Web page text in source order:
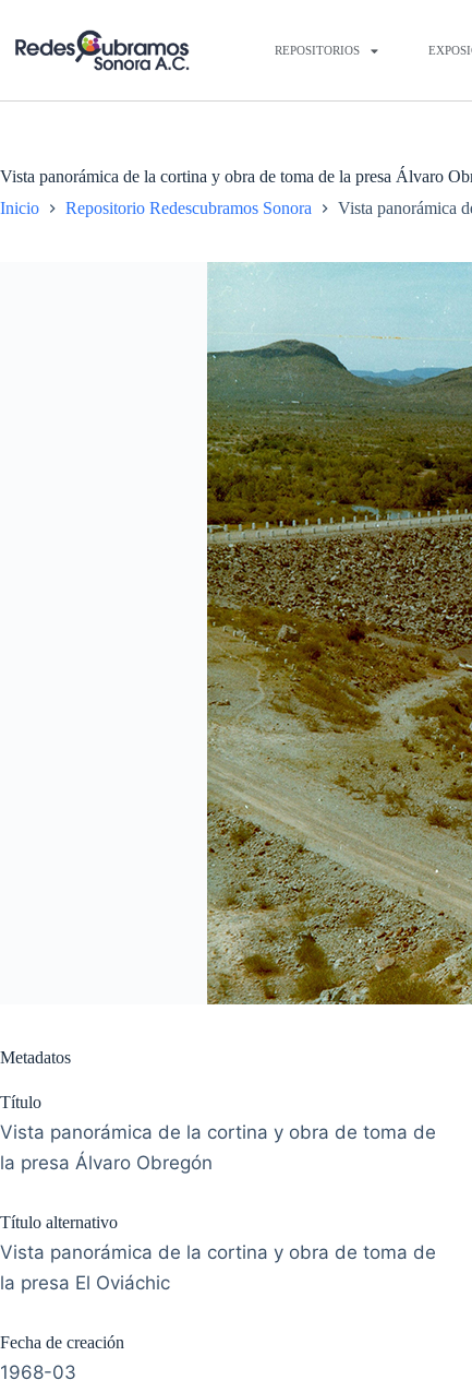
REPOSITORIOS
Vista panorámica de la cortina y obra de toma de la presa Álvaro
Inicio
Repositorio Redescubramos Sonora Vista panorámica
Metadatos
Título
Vista panorámica de la cortina y obra de toma de
la presa Álvaro Obregón
Título alternativo
Vista panorámica de la cortina y obra de toma de
la presa El Oviáchic
Fecha de creación
1968-03